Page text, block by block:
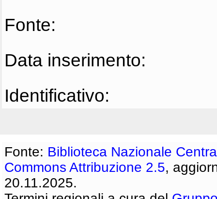
Fonte:
Data inserimento:
Identificativo:
Fonte: Biblioteca Nazionale
Commons Attribuzione 2.5,
20.11.2025.